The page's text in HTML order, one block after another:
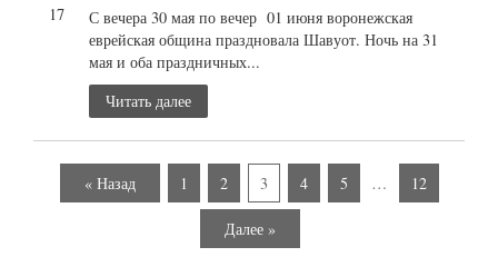
17
С вечера 30 мая по вечер 01 июня воронежская
еврейская община праздновала Шавуот. Ночь на 31
мая и оба праздничных...
Читать далее
« Назад 1 2 3 4 5 … 12
Далее »